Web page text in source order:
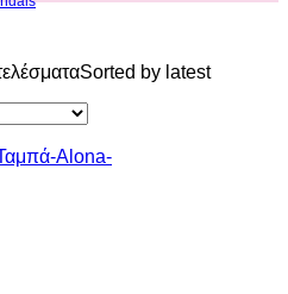
Sorted by latest